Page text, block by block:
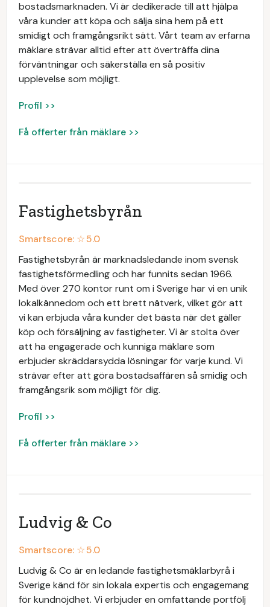
bostadsmarknaden. Vi är dedikerade till att hjälpa
våra kunder att köpa och sälja sina hem på ett
smidigt och framgångsrikt sätt. Vårt team av erfarna
mäklare strävar alltid efter att överträffa dina
förväntningar och säkerställa en så positiv
upplevelse som möjligt.
Profil >>
Få offerter från mäklare >>
Fastighetsbyrån
Smartscore: ☆5.0
Fastighetsbyrån är marknadsledande inom svensk
fastighetsförmedling och har funnits sedan 1966.
Med över 270 kontor runt om i Sverige har vi en unik
lokalkännedom och ett brett nätverk, vilket gör att
vi kan erbjuda våra kunder det bästa när det gäller
köp och försäljning av fastigheter. Vi är stolta över
att ha engagerade och kunniga mäklare som
erbjuder skräddarsydda lösningar för varje kund. Vi
strävar efter att göra bostadsaffären så smidig och
framgångsrik som möjligt för dig.
Profil >>
Få offerter från mäklare >>
Ludvig & Co
Smartscore: ☆5.0
Ludvig & Co är en ledande fastighetsmäklarbyrå i
Sverige känd för sin lokala expertis och engagemang
för kundnöjdhet. Vi erbjuder en omfattande portfölj